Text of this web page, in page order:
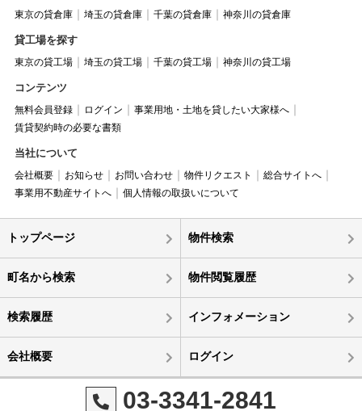
東京の貸倉庫 埼玉の貸倉庫 千葉の貸倉庫 神奈川の貸倉庫
貸工場を探す
東京の貸工場 埼玉の貸工場 千葉の貸工場 神奈川の貸工場
コンテンツ
無料会員登録 ログイン
事業用地・土地を貸したい大家様へ
賃貸契約時の必要な書類
当社について
会社概要 お知らせ お問い合わせ 物件リクエスト
総合サイトへ
事業用不動産サイトへ
個人情報の取扱いについて
トップページ 物件検索
町名から検索 物件閲覧履歴
検索履歴 インフォメーション
会社概要 ログイン
03-3341-2841